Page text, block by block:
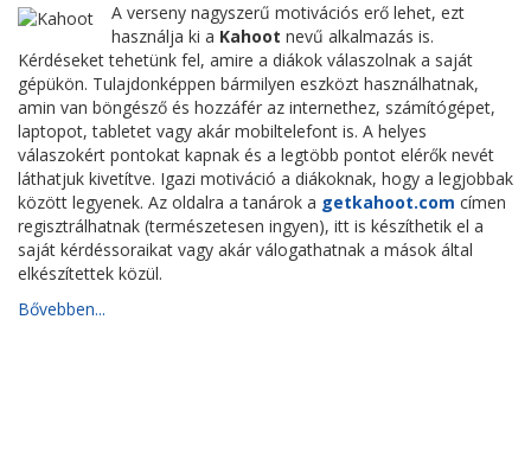
A verseny nagyszerű motivációs erő lehet, ezt
használja ki a Kahoot nevű alkalmazás is.
Kérdéseket tehetünk fel, amire a diákok válaszolnak a saját
gépükön. Tulajdonképpen bármilyen eszközt használhatnak,
amin van böngésző és hozzáfér az internethez, számítógépet,
laptopot, tabletet vagy akár mobiltelefont is. A helyes
válaszokért pontokat kapnak és a legtöbb pontot elérők nevét
láthatjuk kivetítve. Igazi motiváció a diákoknak, hogy a legjobbak
között legyenek. Az oldalra a tanárok a getkahoot.com címen
regisztrálhatnak (természetesen ingyen), itt is készíthetik el a
saját kérdéssoraikat vagy akár válogathatnak a mások által
elkészítettek közül.
Bővebben...